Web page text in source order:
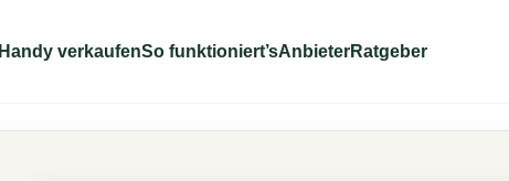
Handy verkaufenSo funktioniert’sAnbieterRatgeber